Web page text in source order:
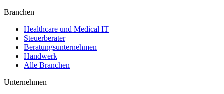
Branchen
Healthcare und Medical IT
Steuerberater
Beratungsunternehmen
Handwerk
Alle Branchen
Unternehmen